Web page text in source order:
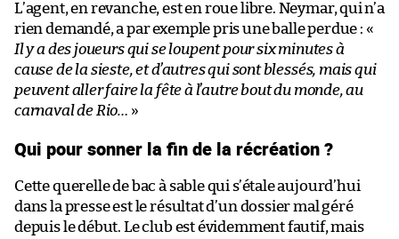
L’agent, en revanche, est en roue libre. Neymar, qui n’a
rien demandé, a par exemple pris une balle perdue : «
Il y a des joueurs qui se loupent pour six minutes à
cause de la sieste, et d’autres qui sont blessés, mais qui
peuvent aller faire la fête à l’autre bout du monde, au
carnaval de Rio… »
Qui pour sonner la fin de la récréation ?
Cette querelle de bac à sable qui s’étale aujourd’hui
dans la presse est le résultat d’un dossier mal géré
depuis le début. Le club est évidemment fautif, mais